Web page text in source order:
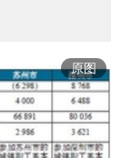
原图